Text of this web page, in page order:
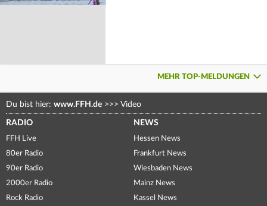
MEHR TOP-MELDUNGEN
Du bist hier: www.FFH.de >>> Video
RADIO
FFH Live
80er Radio
90er Radio
2000er Radio
Rock Radio
NEWS
Hessen News
Frankfurt News
Wiesbaden News
Mainz News
Kassel News